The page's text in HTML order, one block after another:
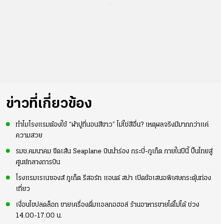
ข่าวที่เกี่ยวข้อง
ทำไมโรงแรมต้องใช้ “ผ้าปูที่นอนสีขาว” ไม่ใช่สีอื่น? เหตุผลจริงมีมากกว่าแค่
ความสวย
รมช.คมนาคม ขีดเส้น Seaplane บินนำร่อง กระบี่-ภูเก็ต ภายในปีนี้ ปั้นไทยสู่
ศูนย์กลางการบิน
โรงแรมเรเนซองส์ ภูเก็ต รีสอร์ท แอนด์ สปา เปิดข้อเสนอพิเศษกระตุ้นท่อง
เที่ยว
เงื่อนไขปลดล็อก ขายเครื่องดื่มแอลกอฮอล์ ร้านอาหารขายได้ไม่ได้ ช่วง
14.00-17.00 น.